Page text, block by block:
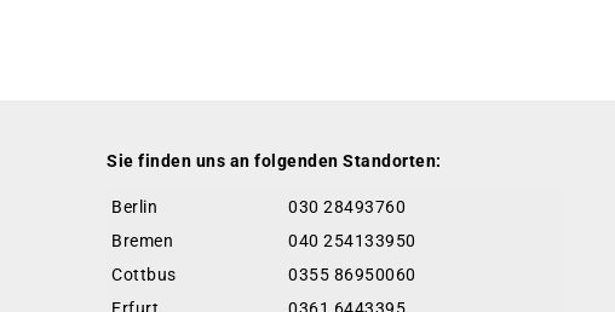
Sie finden uns an folgenden Standorten:
Berlin
030 28493760
Bremen
040 254133950
Cottbus
0355 86950060